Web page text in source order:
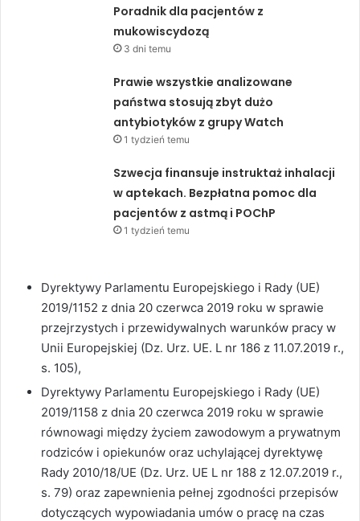
Poradnik dla pacjentów z
mukowiscydozą
3 dni temu
Prawie wszystkie analizowane
państwa stosują zbyt dużo
antybiotyków z grupy Watch
1 tydzień temu
Szwecja finansuje instruktaż inhalacji
w aptekach. Bezpłatna pomoc dla
pacjentów z astmą i POChP
1 tydzień temu
Dyrektywy Parlamentu Europejskiego i Rady (UE)
2019/1152 z dnia 20 czerwca 2019 roku w sprawie
przejrzystych i przewidywalnych warunków pracy w
Unii Europejskiej (Dz. Urz. UE. L nr 186 z 11.07.2019 r.,
s. 105),
Dyrektywy Parlamentu Europejskiego i Rady (UE)
2019/1158 z dnia 20 czerwca 2019 roku w sprawie
równowagi między życiem zawodowym a prywatnym
rodziców i opiekunów oraz uchylającej dyrektywę
Rady 2010/18/UE (Dz. Urz. UE L nr 188 z 12.07.2019 r.,
s. 79) oraz zapewnienia pełnej zgodności przepisów
dotyczących wypowiadania umów o pracę na czas